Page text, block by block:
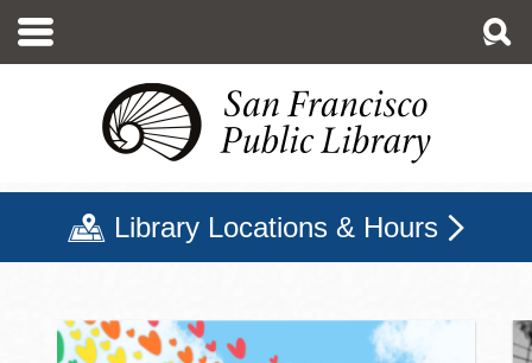
至
Library Locations & Hours
三藩市公立圖書館主頁